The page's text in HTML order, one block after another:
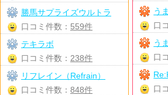
う
口
う
口
口
勝馬サプライズウルトラ
口コミ件数： 559件
テキラボ
口コミ件数： 238件
リフレイン（Refrain）
口コミ件数： 848件